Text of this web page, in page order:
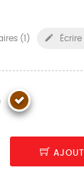
(1 ) 